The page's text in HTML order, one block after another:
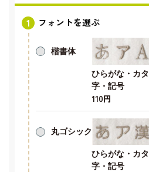
フォントを選ぶ
楷書体
ひらがな・カ
字・記号
110円
丸ゴシック
ひらがな・カ
字・記号